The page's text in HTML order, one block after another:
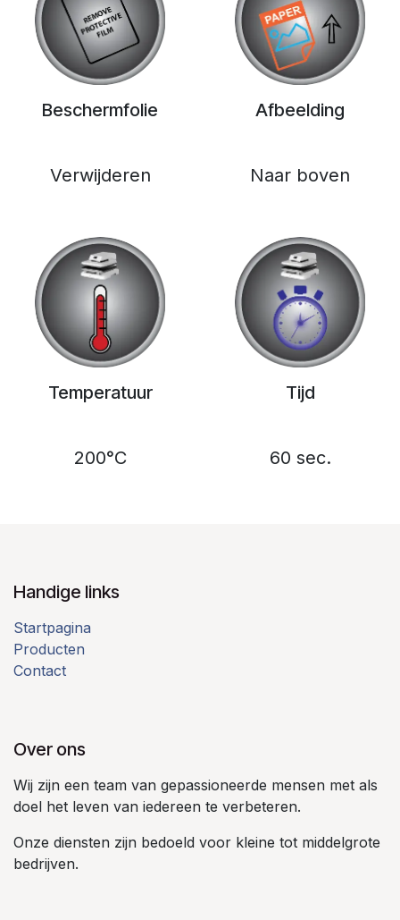
Beschermfolie
Verwijderen
Afbeelding
Naar boven
Temperatuur
200°C
Tijd
60 sec.
Handige links
Startpagina
Producten
Contact
Over ons
Wij zijn een team van gepassioneerde mensen met als
doel het leven van iedereen te verbeteren.
Onze diensten zijn bedoeld voor kleine tot middelgrote
bedrijven.